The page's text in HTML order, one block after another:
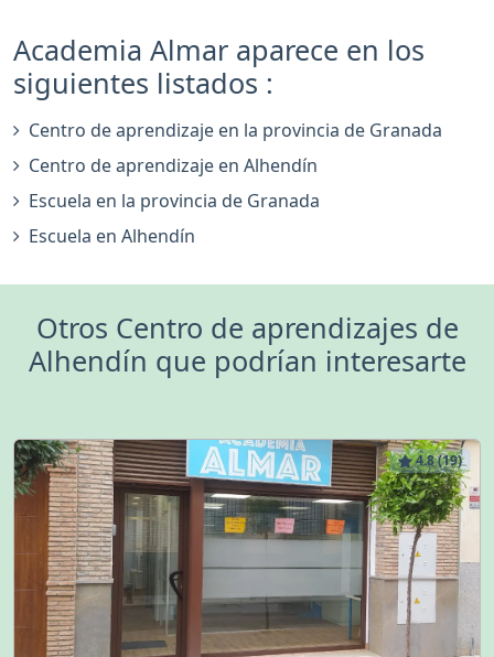
Academia Almar aparece en los
siguientes listados :
Centro de aprendizaje en la provincia de Granada
Centro de aprendizaje en Alhendín
Escuela en la provincia de Granada
Escuela en Alhendín
Otros Centro de aprendizajes de
Alhendín que podrían interesarte
4.8 (19)